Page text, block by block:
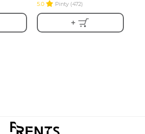
5.0
Pinty (472)